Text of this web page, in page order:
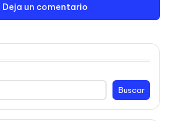
Deja un comentario
Buscar